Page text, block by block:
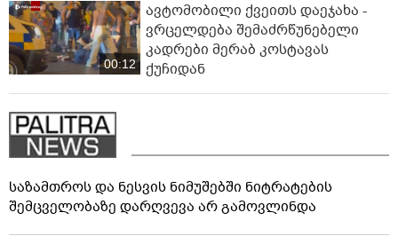
00:12
ავტომობილი ქვეითს დაეჯახა -
ვრცელდება შემაძრწუნებელი
კადრები მერაბ კოსტავას
ქუჩიდან
საზამთროს და ნესვის ნიმუშებში ნიტრატების
შემცველობაზე დარღვევა არ გამოვლინდა